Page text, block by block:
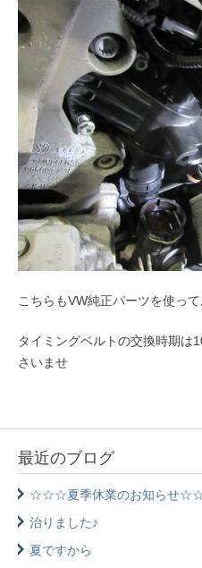
こちらもVW純正パーツを使っ
タイミングベルトの交換時期は
さいませ
最近のブログ
☆☆☆夏季休業のお知らせ
治りました♪
夏ですから